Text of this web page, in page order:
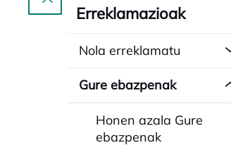
Erreklamazioak
Nola erreklamatu
Gure ebazpenak
Honen azala Gure
ebazpenak